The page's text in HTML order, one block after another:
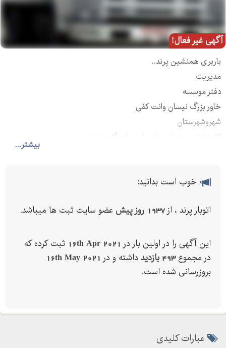
آگهی غیر فعال!
بیشتر...
باربری همنشین پرند..
مدیریت
دفتر موسسه
خاور بزرگ نیسان وانت کفی
شهروشهرستان
کارمخصوص حمل ساید بای ساید گاوصندوق
خوب است بدانید:
اتوبار پرند ، از1937 روز پیش عضو سایت ثبت ها میباشد.
این آگهی را در اولین بار در 16th Apr 2021 ثبت کرده که
در مجموع493 بازدید داشته و در 16th May 2021
بروزرسانی شده است.
عبارات کلیدی